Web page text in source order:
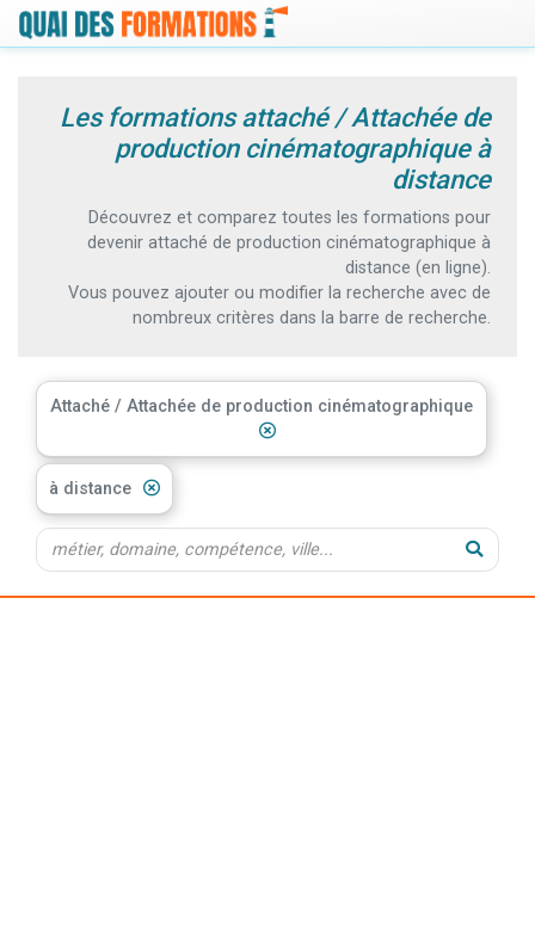
Les formations attaché / Attachée de
production cinématographique à
distance
Découvrez et comparez toutes les formations pour
devenir attaché de production cinématographique à
distance (en ligne).
Vous pouvez ajouter ou modifier la recherche avec de
nombreux critères dans la barre de recherche.
Attaché / Attachée de production cinématographique
à distance